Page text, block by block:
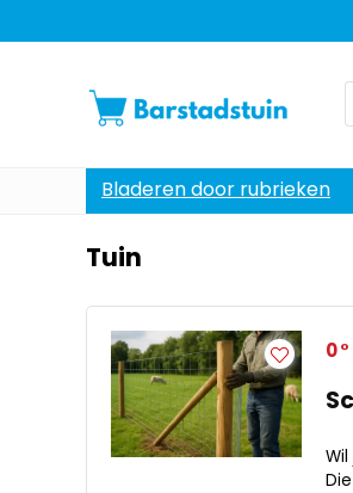
Bladeren door rubrieken
Tuin
0